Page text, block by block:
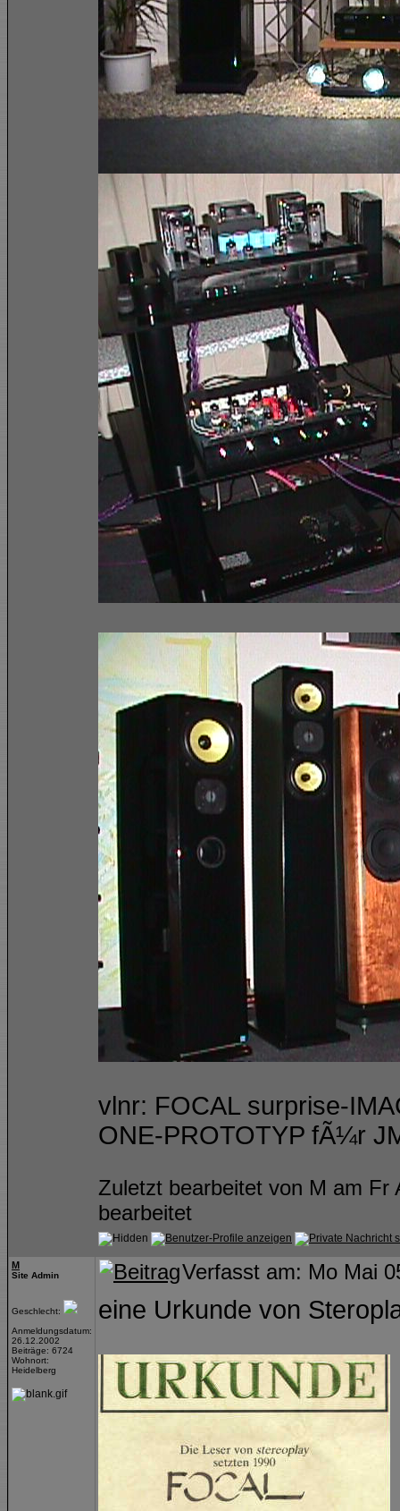
vlnr: FOCAL surprise-
ONE-PROTOTYP fÃ¼r
Zuletzt bearbeitet von M am Fr
bearbeitet
M
Site Admin
Geschlecht:
Anmeldungsdatum:
26.12.2002
Beiträge: 6724
Wohnort:
Heidelberg
Verfasst am: Mo Mai
eine Urkunde von